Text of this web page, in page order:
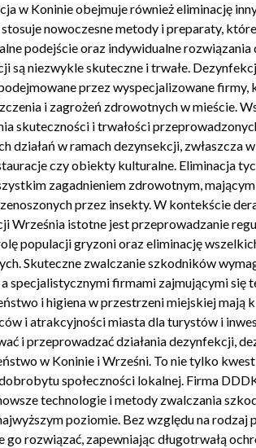
w Koninie obejmuje również eliminację
nowoczesne metody i preparaty,
podejście oraz indywidualne rozwiązania
są niezwykle skuteczne i trwałe.
przez wyspecjalizowane
i zagrożeń zdrowotnych w mieście.
skuteczności i trwałości
działań w ramach dezynsekcji, zwłaszcza
czy obiekty kulturalne. Eliminacja
zagadnieniem zdrowotnym,
przez insekty. W kontekście
Września istotne jest przeprowadzanie
populacji gryzoni oraz eliminację
Skuteczne zwalczanie szkodników
a specjalistycznymi firmami zajmującymi się
i higiena w przestrzeni miejskiej mają
i atrakcyjności miasta dla turystów i
i przeprowadzać działania dezynfekcji,
w Koninie i Wrześni. To nie tylko
społeczności lokalnej. Firma
technologie i metody zwalczania
poziomie. Bez względu na
go rozwiązać, zapewniając długotrwałą